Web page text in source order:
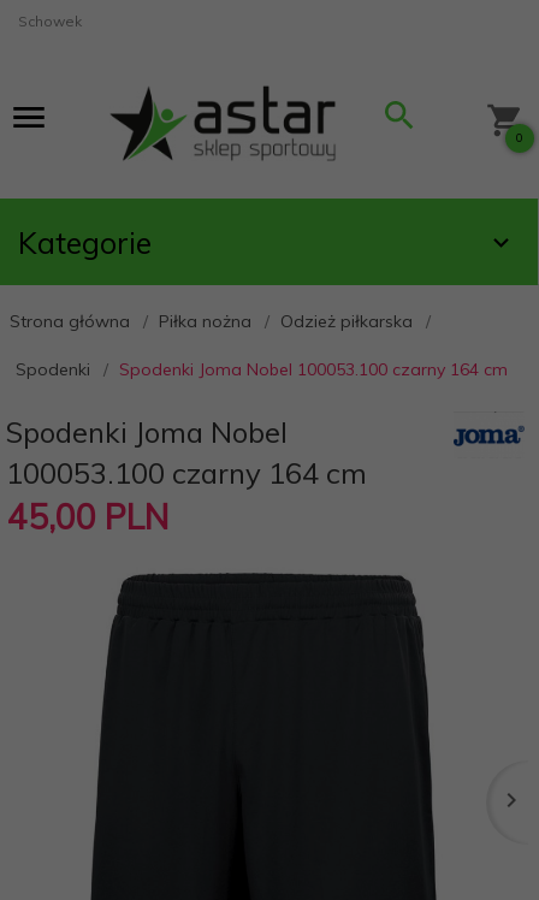
Schowek
0
Kategorie
Strona główna Piłka nożna Odzież piłkarska
Spodenki Spodenki Joma Nobel 100053.100 czarny 164 cm
Spodenki Joma Nobel
100053.100 czarny 164 cm
45,00 PLN